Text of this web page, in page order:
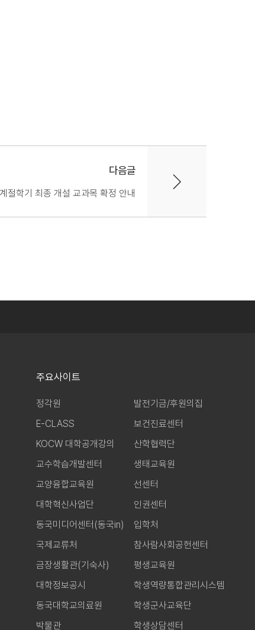
다음글
절학기 최종 개설 교과목 확정 안내
주요사이트
정각원
E-CLASS
KOCW 대학공개강의
교수학습개발센터
교양융합교육원
대학혁신사업단
동국미디어센터(동국in)
국제교류처
금장생활관(기숙사)
대학정보공시
동국대학교의료원
박물관
발전기금/후원의집
보건진료센터
산학협력단
생태교육원
선센터
인권센터
입학처
참사람사회공헌센터
평생교육원
학생역량통합관리시스템
학생군사교육단
학생상담센터